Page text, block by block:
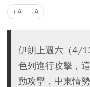
+A -A
伊朗上週六（4/
色列進行攻擊，
動攻擊，中東情